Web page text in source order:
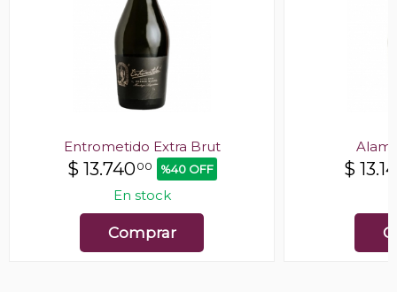
Entrometido Extra Brut
$ 13.74000 %40 OFF
En stock
Comprar
$